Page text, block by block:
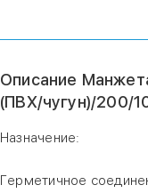
Описание
(ПВХ/чугун)/200/
Назначение:
Герметичное